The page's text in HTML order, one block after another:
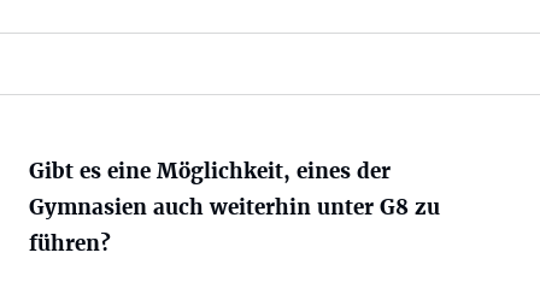
Gibt es eine Möglichkeit, eines der
Gymnasien auch weiterhin unter G8 zu
führen?